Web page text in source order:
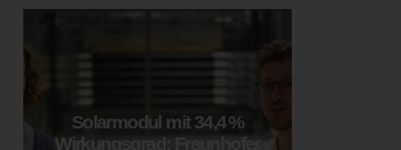
Solarmodul mit 34,4 %
Wirkungsgrad: Fraunhofer